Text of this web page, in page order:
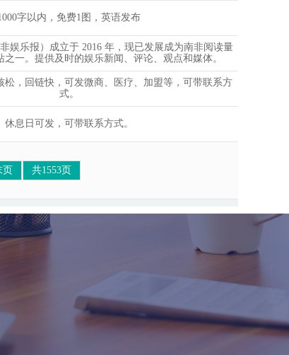
字以内，免费1图，英语发布
非娱乐报）成立于 2016 年，现已发展成为南非阅读量
一。提供及时的娱乐新闻、评论、观点和媒体。
松，回链快，可发微商、医疗、加盟等，可带联系方
式。
休息日可发，可带联系方式。
页 共1553页